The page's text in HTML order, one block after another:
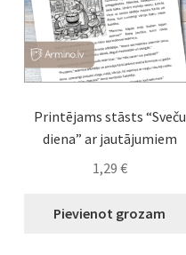
Idejas nodarbībām
Printējams stāsts “Sveču
diena” ar jautājumiem
1,29 €
Pievienot grozam